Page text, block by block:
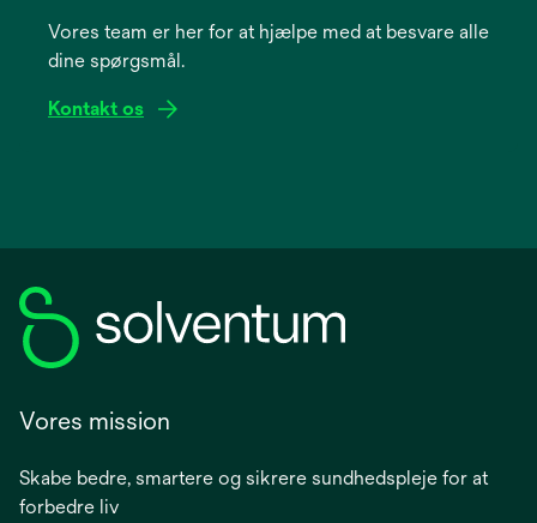
newVores team er her for at hjælpe med at besvare alle
dine spørgsmål.
Kontakt os
Vores mission
Skabe bedre, smartere og sikrere sundhedspleje for at
forbedre liv